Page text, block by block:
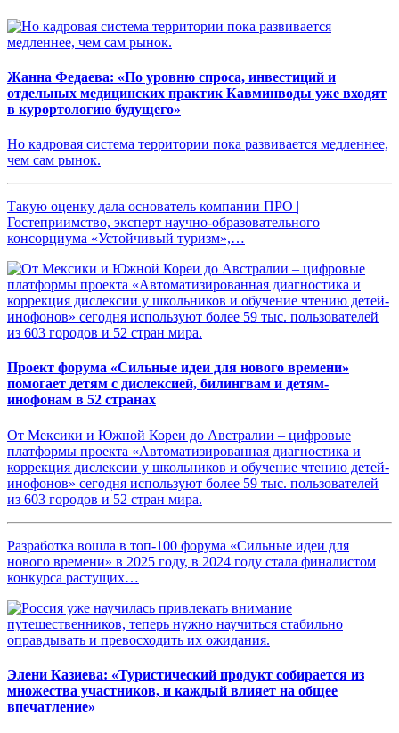
Жанна Федаева: «По уровню спроса, инвестиций и
отдельных медицинских практик Кавминводы уже входят
в курортологию будущего»
Но кадровая система территории пока развивается медленнее,
чем сам рынок.
Такую оценку дала основатель компании ПРО |
Гостеприимство, эксперт научно-образовательного
консорциума «Устойчивый туризм»,…
Проект форума «Сильные идеи для нового времени»
помогает детям с дислексией, билингвам и детям-
инофонам в 52 странах
От Мексики и Южной Кореи до Австралии – цифровые
платформы проекта «Автоматизированная диагностика и
коррекция дислексии у школьников и обучение чтению детей-
инофонов» сегодня используют более 59 тыс. пользователей
из 603 городов и 52 стран мира.
Разработка вошла в топ-100 форума «Сильные идеи для
нового времени» в 2025 году, в 2024 году стала финалистом
конкурса растущих…
Элени Казиева: «Туристический продукт собирается из
множества участников, и каждый влияет на общее
впечатление»